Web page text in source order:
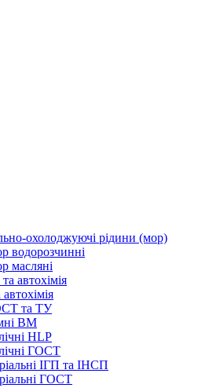
охолоджуючі рідини (мор)
водорозчинні
масляні
автохімія
та ТУ
ВМ
HLP
ГОСТ
ІГП та ІНСП
ГОСТ